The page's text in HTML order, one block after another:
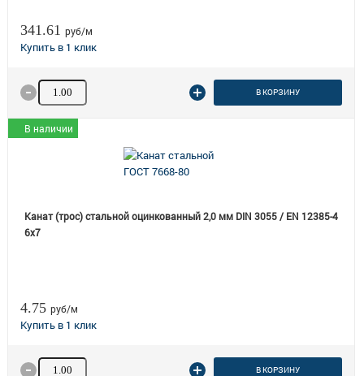
341.61 руб/м
Количество товара В КОРЗИНУ
В наличии
Канат (трос) стальной оцинкованный 2,0 мм DIN 3055 / EN 12385-4
6x7
4.75 руб/м
Количество товара В КОРЗИНУ